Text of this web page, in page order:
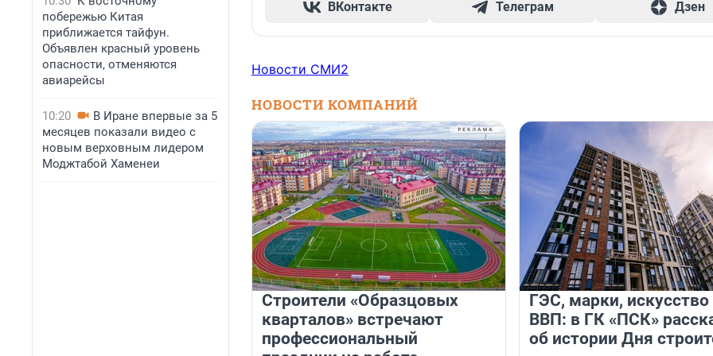
побережью Китая
приближается тайфун.
Объявлен красный уровень
опасности, отменяются
авиарейсы
10:20
В Иране впервые за 5
месяцев показали видео с
новым верховным лидером
Моджтабой Хаменеи
ВКонтакте Телеграм Дзен
Новости СМИ2
НОВОСТИ КОМПАНИЙ
Строители «Образцовых
кварталов» встречают
профессиональный
ГЭС, марки, искусство
ВВП: в ГК «ПСК»
об истории Дня